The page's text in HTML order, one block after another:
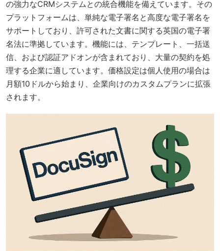
の強力なCRMシステムとの統合機能を備えています。その
プラットフォームは、単純な電子署名と高度な電子署名を
サポートしており、許可された文書に関する英国の電子署
名法に準拠しています。機能には、テンプレート、一括送
信、および認証アドオンが含まれており、大量の契約を処
理する企業に適しています。価格設定は個人使用の場合は
月額10ドルから始まり、企業向けのカスタムプランに拡張
されます。